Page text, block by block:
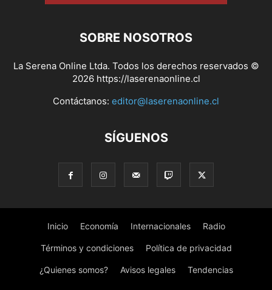
SOBRE NOSOTROS
La Serena Online Ltda. Todos los derechos reservados ©
2026 https://laserenaonline.cl
Contáctanos: editor@laserenaonline.cl
SÍGUENOS
Inicio Economía Internacionales Radio
Términos y condiciones Política de privacidad
¿Quienes somos? Avisos legales Tendencias